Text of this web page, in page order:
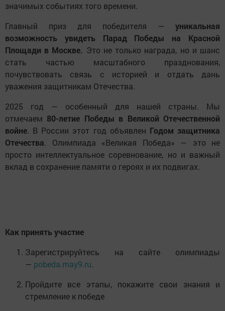
значимых событиях того времени.
Главный приз для победителя — уникальная
возможность увидеть Парад Победы на Красной
Площади в Москве. Это не только награда, но и шанс
стать частью масштабного празднования,
почувствовать связь с историей и отдать дань
уважения защитникам Отечества.
2025 год — особенный для нашей страны. Мы
отмечаем 80-летие Победы в Великой Отечественной
войне. В России этот год объявлен Годом защитника
Отечества. Олимпиада «Великая Победа» — это не
просто интеллектуальное соревнование, но и важный
вклад в сохранение памяти о героях и их подвигах.
Как принять участие
Зарегистрируйтесь на сайте олимпиады
— pobeda.may9.ru.
Пройдите все этапы, покажите свои знания и
стремление к победе